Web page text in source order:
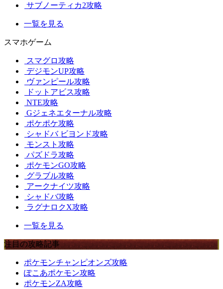
サブノーティカ2攻略
一覧を見る
スマホゲーム
スマグロ攻略
デジモンUP攻略
ヴァンピール攻略
ドットアビス攻略
NTE攻略
Gジェネエターナル攻略
ポケポケ攻略
シャドバ ビヨンド攻略
モンスト攻略
パズドラ攻略
ポケモンGO攻略
グラブル攻略
アークナイツ攻略
シャドバ攻略
ラグナロクX攻略
一覧を見る
注目の攻略記事
ポケモンチャンピオンズ攻略
ぽこあポケモン攻略
ポケモンZA攻略